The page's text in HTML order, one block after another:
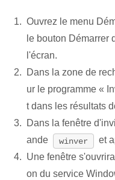
Ouvrez le menu
le bouton Démarrer
l'écran.
Dans la zone de
ur le programme «
t dans les résultats
Dans la fenêtre
ande
winver
et
Une fenêtre
on du service